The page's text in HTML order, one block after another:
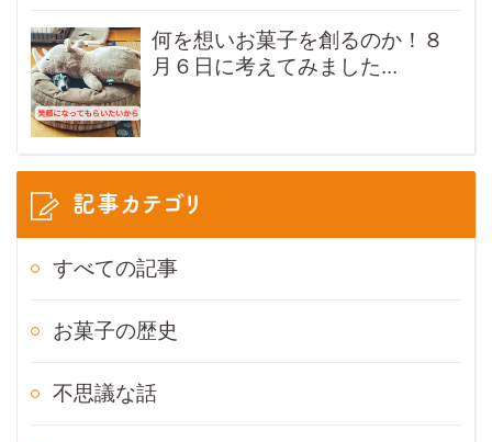
何を想いお菓子を創るのか！８
月６日に考えてみました...
記事カテゴリ
すべての記事
お菓子の歴史
不思議な話